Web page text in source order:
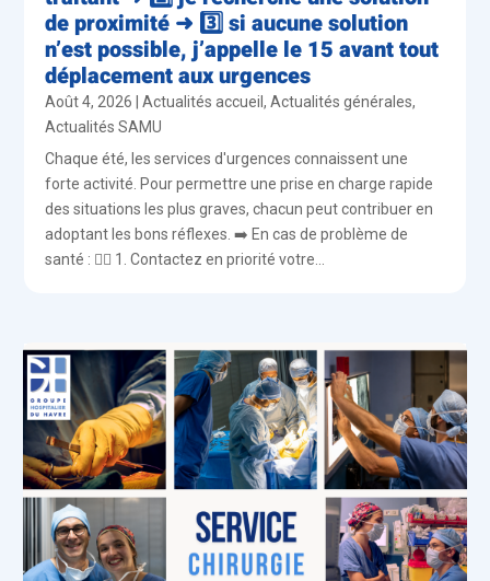
de proximité ➜ 3️⃣ si aucune solution
n’est possible, j’appelle le 15 avant tout
déplacement aux urgences
Août 4, 2026 |Actualités accueil,Actualités générales,
Actualités SAMU
Chaque été, les services d'urgences connaissent une
forte activité. Pour permettre une prise en charge rapide
des situations les plus graves, chacun peut contribuer en
adoptant les bons réflexes. ➡️ En cas de problème de
santé : 👨‍⚕️ 1. Contactez en priorité votre...